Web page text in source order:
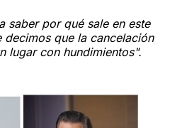
saber por qué sale en este
decimos que la cancelación
lugar con hundimientos".